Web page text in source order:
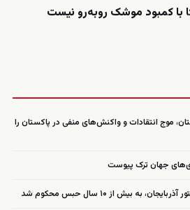
با کمبود موشک روبه‌رو نیست
موج انتقادات و واکنش‌های منفی در پاکستان را
جهان ترک پیوست
به بیش از ۱۰ سال حبس محکوم شد